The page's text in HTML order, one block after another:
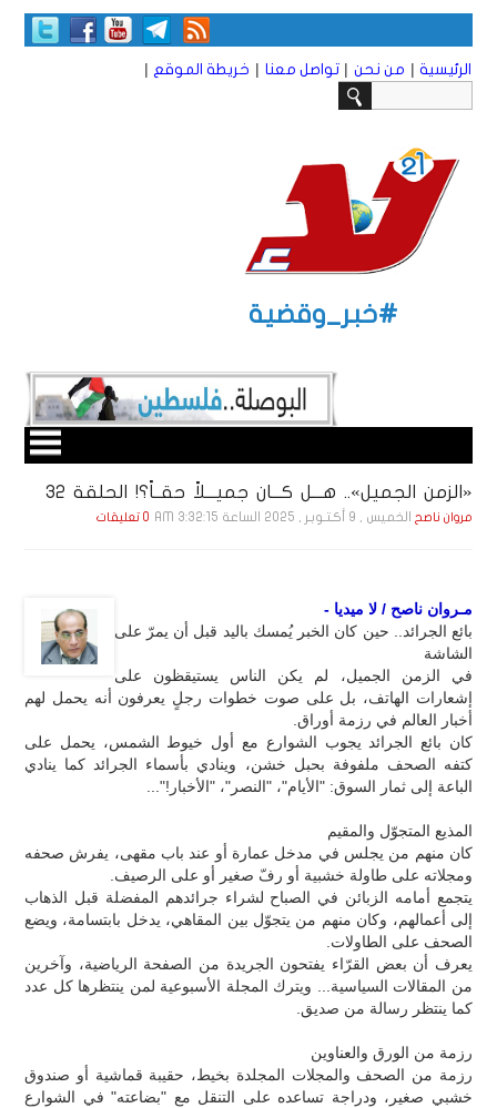
الرئيسية | من نحن | تواصل معنا | خريطة الموقع |
#خبر_وقضية
«الزمن الجميل».. هـــل كـــان جميـــلاً حقــاً؟! الحلقة ٣٢
مروان ناصح الخميس , 9 أكـتـوبـر , 2025 الساعة 3:32:15 AM 0 تعليقات
مـروان ناصح / لا ميديا -
بائع الجرائد.. حين كان الخبر يُمسك باليد قبل أن يمرّ على
الشاشة
في الزمن الجميل، لم يكن الناس يستيقظون على
إشعارات الهاتف، بل على صوت خطوات رجلٍ يعرفون أنه يحمل لهم
أخبار العالم في رزمة أوراق.
كان بائع الجرائد يجوب الشوارع مع أول خيوط الشمس، يحمل على
كتفه الصحف ملفوفة بحبل خشن، وينادي بأسماء الجرائد كما ينادي
الباعة إلى ثمار السوق: "الأيام"، "النصر"، "الأخبار!"...
المذيع المتجوّل والمقيم
كان منهم من يجلس في مدخل عمارة أو عند باب مقهى، يفرش صحفه
ومجلاته على طاولة خشبية أو رفّ صغير أو على الرصيف.
يتجمع أمامه الزبائن في الصباح لشراء جرائدهم المفضلة قبل الذهاب
إلى أعمالهم، وكان منهم من يتجوّل بين المقاهي، يدخل بابتسامة، ويضع
الصحف على الطاولات.
يعرف أن بعض القرّاء يفتحون الجريدة من الصفحة الرياضية، وآخرين
من المقالات السياسية... ويترك المجلة الأسبوعية لمن ينتظرها كل عدد
كما ينتظر رسالة من صديق.
رزمة من الورق والعناوين
رزمة من الصحف والمجلات المجلدة بخيط، حقيبة قماشية أو صندوق
خشبي صغير، ودراجة تساعده على التنقل مع "بضاعته" في الشوارع